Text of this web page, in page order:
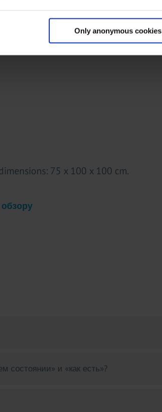
Only anonymous cookies
75 x 100 x 100 cm.
состоянии» и «как есть»?